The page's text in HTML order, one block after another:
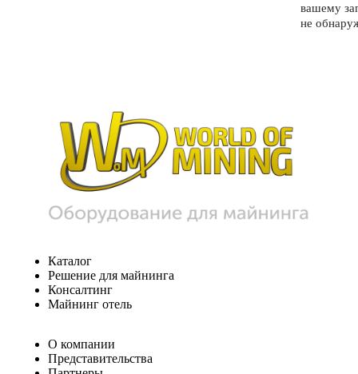
вашему
не
Каталог
Решение для майнинга
Консалтинг
Майнинг отель
О компании
Представительства